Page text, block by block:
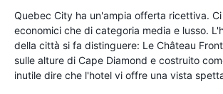
Quebec City ha un'ampia offerta ricettiva.
economici che di categoria media e lusso.
della città si fa distinguere: Le Château
sulle alture di Cape Diamond e costruito
inutile dire che l'hotel vi offre una vista